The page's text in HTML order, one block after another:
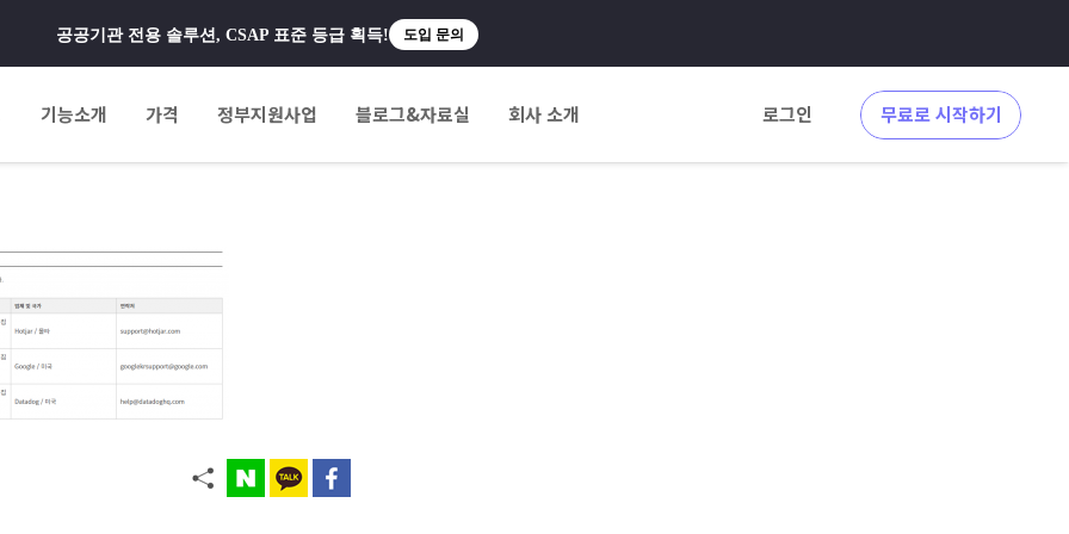
공공기관 전용 솔루션, CSAP 표준 등급 획득! 도입 문의
기능소개 가격 정부지원사업 블로그&자료실 회사 소개 로그인 무료로 시작하기